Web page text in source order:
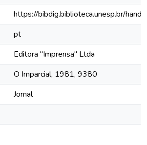
https://bibdig.biblioteca.unesp.br/
pt
Editora "Imprensa" Ltda
O Imparcial, 1981, 9380
Jornal